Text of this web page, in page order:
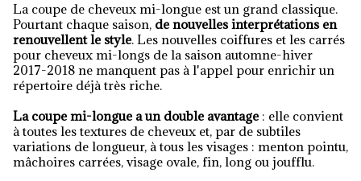
La coupe de cheveux mi-longue est un grand classique.
Pourtant chaque saison, de nouvelles interprétations en
renouvellent le style. Les nouvelles coiffures et les carrés
pour cheveux mi-longs de la saison automne-hiver
2017-2018 ne manquent pas à l'appel pour enrichir un
répertoire déjà très riche.
La coupe mi-longue a un double avantage : elle convient
à toutes les textures de cheveux et, par de subtiles
variations de longueur, à tous les visages : menton pointu,
mâchoires carrées, visage ovale, fin, long ou joufflu.